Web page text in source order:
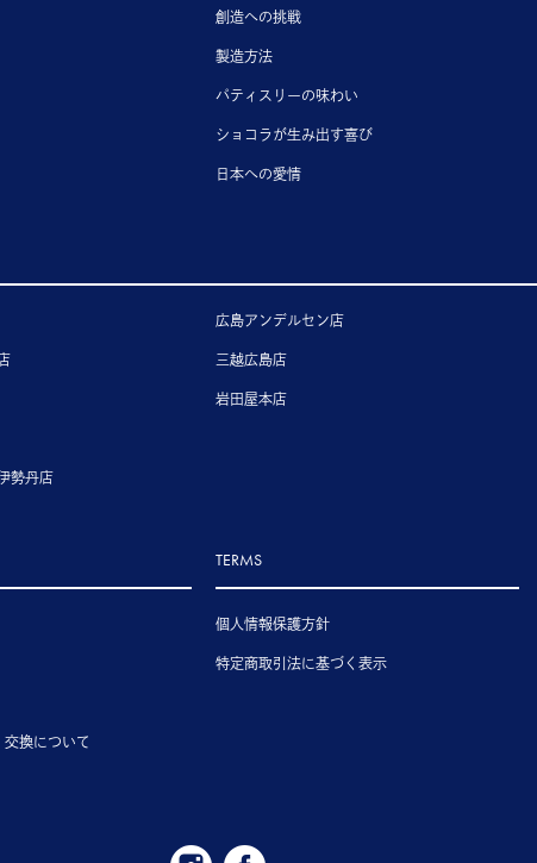
創造への挑戦
製造方法
パティスリーの味わい
ショコラが生み出す喜び
日本への愛情
勢丹店
広島アンデルセン店
三越広島店
岩田屋本店
換について
TERMS
個人情報保護方針
特定商取引法に基づく表示